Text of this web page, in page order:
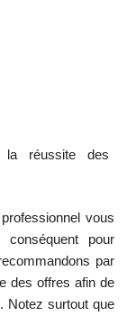
la réussite des
vous
pour
par
des offres afin de
Notez surtout que